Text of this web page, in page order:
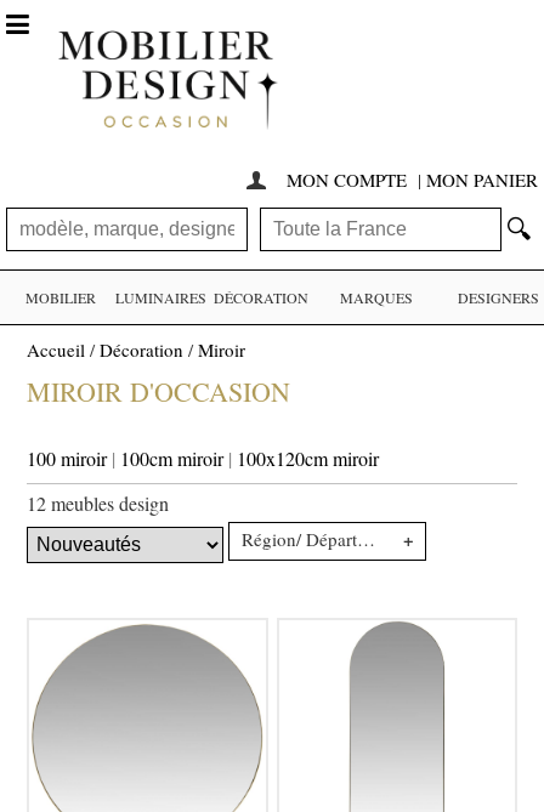
 MON COMPTE | MON PANIER
🔍

MOBILIER LUMINAIRES DÉCORATION MARQUES DESIGNERS
Accueil /Décoration /Miroir
MIROIR D'OCCASION
100 miroir| 100cm miroir| 100x120cm miroir
12 meubles design
Région/ Département +